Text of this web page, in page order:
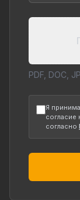
PDF, DOC,
Я
согласие
согласно